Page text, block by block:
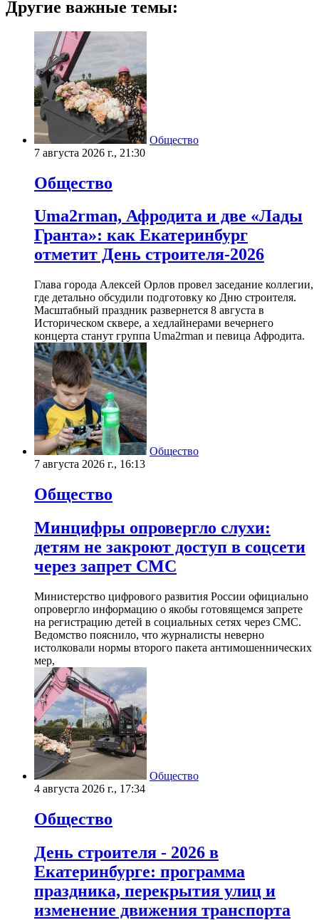
Другие важные темы:
Общество
7 августа 2026 г., 21:30
Общество
Uma2rman, Афродита и две «Лады
Гранта»: как Екатеринбург
отметит День строителя-2026
Глава города Алексей Орлов провел заседание коллегии,
где детально обсудили подготовку ко Дню строителя.
Масштабный праздник развернется 8 августа в
Историческом сквере, а хедлайнерами вечернего
концерта станут группа Uma2rman и певица Афродита.
Общество
7 августа 2026 г., 16:13
Общество
Минцифры опровергло слухи:
детям не закроют доступ в соцсети
через запрет СМС
Министерство цифрового развития России официально
опровергло информацию о якобы готовящемся запрете
на регистрацию детей в социальных сетях через СМС.
Ведомство пояснило, что журналисты неверно
истолковали нормы второго пакета антимошеннических
мер,
Общество
4 августа 2026 г., 17:34
Общество
День строителя - 2026 в
Екатеринбурге: программа
праздника, перекрытия улиц и
изменение движения транспорта